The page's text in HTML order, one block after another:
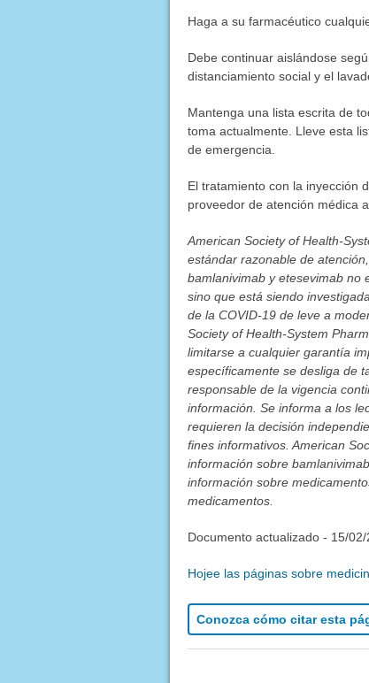
Haga a su farmacéutico
Debe continuar aislándose
distanciamiento social y el
Mantenga una lista escrita de
toma actualmente. Lleve esta
de emergencia.
El tratamiento con la inyección
proveedor de atención médica
American Society of Health-
estándar razonable de
bamlanivimab y etesevimab no
sino que está siendo
de la COVID-19 de leve a
Society of Health-System
limitarse a cualquier garantía
específicamente se desliga de
responsable de la vigencia
información. Se informa a los
requieren la decisión
fines informativos. American
información sobre
información sobre
medicamentos.
Documento actualizado - 15/02/
Hojee las páginas sobre
Conozca cómo citar esta